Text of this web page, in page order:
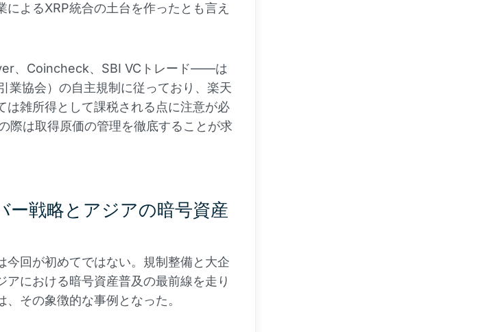
よるXRP統合の土台を作ったとも言え
、Coincheck、SBI VCトレード——は
業協会）の自主規制に従っており、楽天
は雑所得として課税される点に注意が必
際は取得原価の管理を徹底することが求
ー戦略とアジアの暗号資産
今回が初めてではない。規制整備と大企
における暗号資産普及の最前線を走り
その象徴的な事例となった。